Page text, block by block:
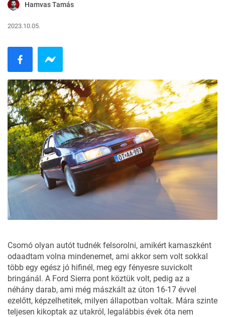
Hamvas Tamás
2023.10.05.
Csomó olyan autót tudnék felsorolni, amikért kamaszként
odaadtam volna mindenemet, ami akkor sem volt sokkal
több egy egész jó hifinél, meg egy fényesre suvickolt
bringánál. A Ford Sierra pont köztük volt, pedig az a
néhány darab, ami még mászkált az úton 16-17 évvel
ezelőtt, képzelhetitek, milyen állapotban voltak. Mára szinte
teljesen kikoptak az utakról, legalábbis évek óta nem